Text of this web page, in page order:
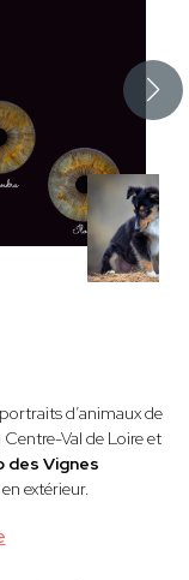
d’animaux de
Val de Loire et
des Vignes
extérieur.